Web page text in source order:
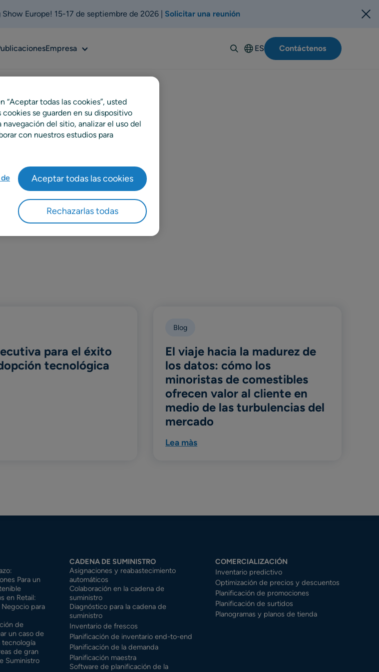
Show Europe! 15-17 de septiembre de 2026 | Solicitar una reunión
EmpresaSub
ES
English
Contáctenos
de Producto
para el éxito
tecnológica
Blog
El viaje hacia la madurez de
los datos: cómo los
minoristas de comestibles
ofrecen valor al cliente en
medio de las turbulencias del
mercado
Lea màs
Para un
en Retail:
para
de
un caso de
de gran
Suministro
CADENA DE SUMINISTRO
Asignaciones y reabastecimiento
automáticos
Colaboración en la cadena de
suministro
Diagnóstico para la cadena de
suministro
Inventario de frescos
Planificación de inventario end-to-end
Planificación de la demanda
Planificación maestra
Software de planificación de la
COMERCIALIZACIÓN
Inventario predictivo
Optimización de precios y descuentos
Planificación de promociones
Planificación de surtidos
Planogramas y planos de tienda
“Aceptar todas las cookies”, usted
cookies se guarden en su dispositivo
navegación del sitio, analizar el uso del
con nuestros estudios para
Rechazarlas todas
Aceptar todas las cookies